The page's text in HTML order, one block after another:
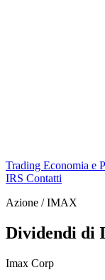
Trading Economia e
IRS Contatti
Azione / IMAX
Dividendi di
Imax Corp